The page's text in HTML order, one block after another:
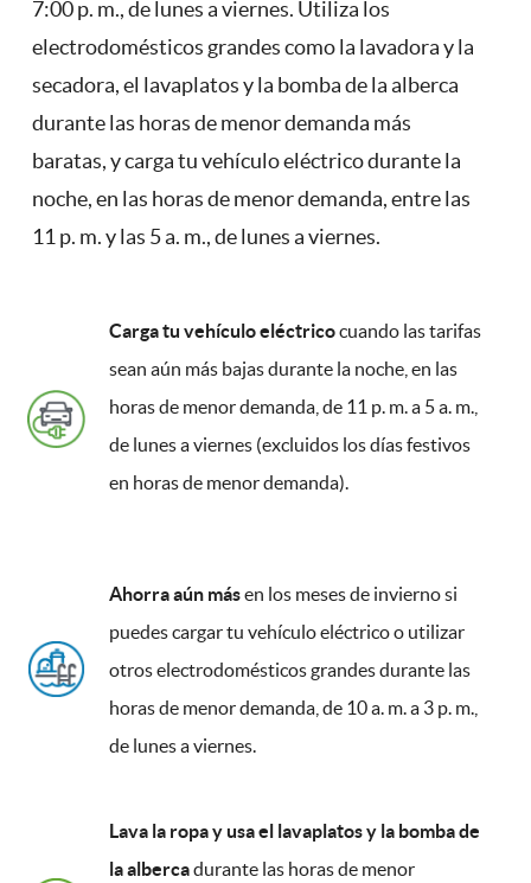
7:00 p. m., de lunes a viernes. Utiliza los
electrodomésticos grandes como la lavadora y la
secadora, el lavaplatos y la bomba de la alberca
durante las horas de menor demanda más
baratas, y carga tu vehículo eléctrico durante la
noche, en las horas de menor demanda, entre las
11 p. m. y las 5 a. m., de lunes a viernes.
Carga tu vehículo eléctricocuando las tarifas
sean aún más bajas durante la noche, en las
horas de menor demanda, de 11 p. m. a 5 a. m.,
de lunes a viernes (excluidos los días festivos
en horas de menor demanda).
Ahorra aún másen los meses de invierno si
puedes cargar tu vehículo eléctrico o utilizar
otros electrodomésticos grandes durante las
horas de menor demanda, de 10 a. m. a 3 p. m.,
de lunes a viernes.
Lava la ropa y usa el lavaplatos y la bomba de
la albercadurante las horas de menor